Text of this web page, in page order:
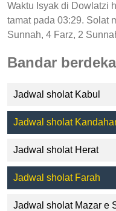
Waktu Isyak di Dowlatzi
tamat pada 03:29. Solat
Sunnah, 4 Farz, 2
Bandar
Jadwal sholat Kabul
Jadwal sholat
Jadwal sholat Herat
Jadwal sholat Farah
Jadwal sholat Mazar e